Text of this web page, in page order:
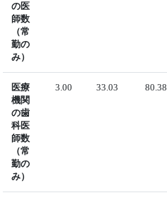
の医
師数
（常
勤の
み）
医療
機関
の歯
科医
師数
（常
勤の
み）
3.00 33.03 80.38